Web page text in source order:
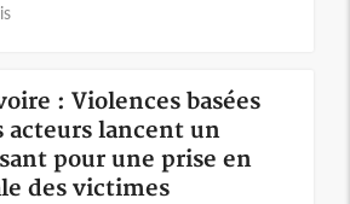
: Violences basées
acteurs lancent un
pour une prise en
des victimes